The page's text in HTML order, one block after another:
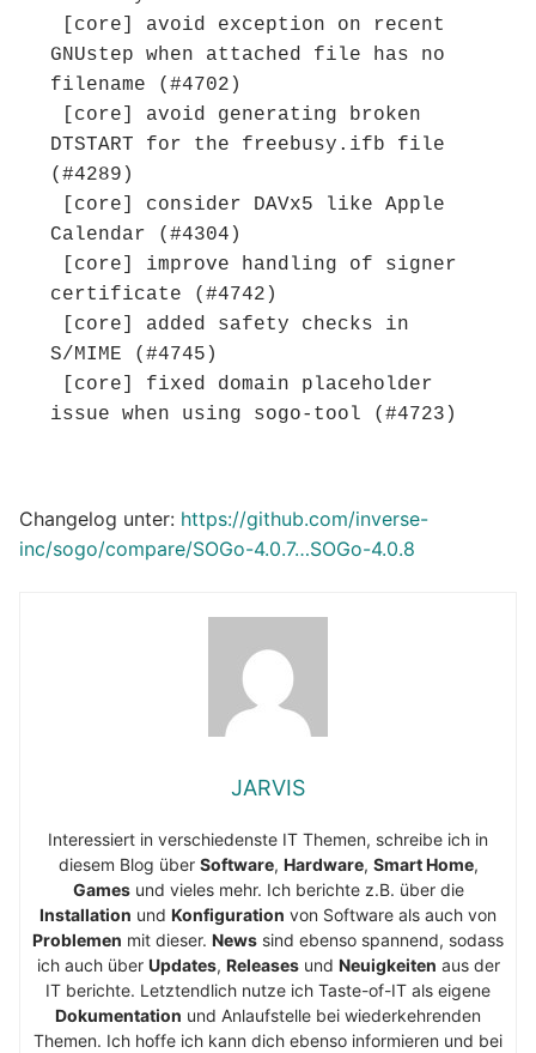
GNUstep when attached file has no
filename (#4702)
DTSTART for the freebusy.ifb file
(#4289)
Calendar (#4304)
certificate (#4742)
S/MIME (#4745)
issue when using sogo-tool (#4723)
Changelog unter: https://github.com/inverse-
inc/sogo/compare/SOGo-4.0.7…SOGo-4.0.8
JARVIS
Interessiert in verschiedenste IT Themen, schreibe ich in
diesem Blog über Software, Hardware, Smart Home,
Gamesund vieles mehr. Ich berichte z.B. über die
Installation und Konfiguration von Software als auch von
Problemen mit dieser. News sind ebenso spannend, sodass
ich auch über Updates, Releasesund Neuigkeiten aus der
IT berichte. Letztendlich nutze ich Taste-of-IT als eigene
Dokumentation und Anlaufstelle bei wiederkehrenden
Themen. Ich hoffe ich kann dich ebenso informieren und bei